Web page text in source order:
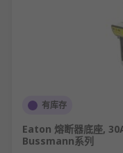
有库存
Eaton 熔断器底座,
Bussmann系列